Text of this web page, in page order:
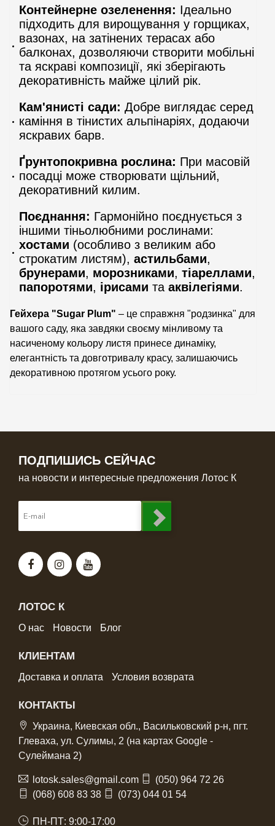
Контейнерне озеленення: Ідеально
підходить для вирощування у горщиках,
вазонах, на затінених терасах або
балконах, дозволяючи створити мобільні
та яскраві композиції, які зберігають
декоративність майже цілий рік.
Кам'янисті сади: Добре виглядає серед
каміння в тінистих альпінаріях, додаючи
яскравих барв.
Ґрунтопокривна рослина: При масовій
посадці може створювати щільний,
декоративний килим.
Поєднання: Гармонійно поєднується з
іншими тіньолюбними рослинами:
хостами (особливо з великим або
строкатим листям), астильбами,
брунерами, морозниками, тіареллами,
папоротями, ірисами та аквілегіями.
Гейхера "Sugar Plum" – це справжня "родзинка" для
вашого саду, яка завдяки своєму мінливому та
насиченому кольору листя принесе динаміку,
елегантність та довготривалу красу, залишаючись
декоративною протягом усього року.
ПОДПИШИСЬ СЕЙЧАС
на новости и интересные предложения Лотос К
ЛОТОС К
О нас Новости Блог
КЛИЕНТАМ
Доставка и оплата Условия возврата
КОНТАКТЫ
Украина, Киевская обл., Васильковский р-н, пгт.
Глеваха, ул. Сулимы, 2 (на картах Google -
Сулеймана 2)
lotosk.sales@gmail.com
(050) 964 72 26
(068) 608 83 38
(073) 044 01 54
ПН-ПТ: 9:00-17:00